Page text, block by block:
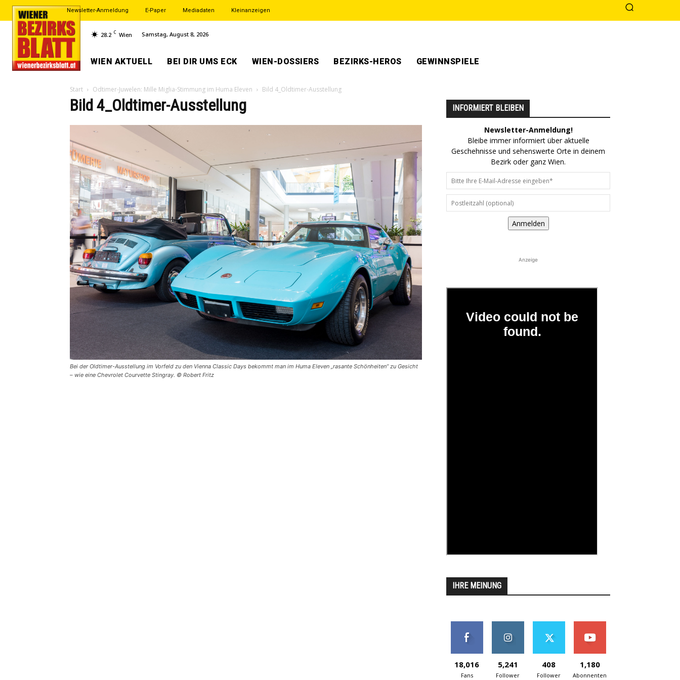
Newsletter-Anmeldung E-Paper Mediadaten Kleinanzeigen
28.2 C Wien Samstag, August 8, 2026
WIEN AKTUELL BEI DIR UMS ECK WIEN-DOSSIERS BEZIRKS-HEROS GEWINNSPIELE
Start Odtimer-Juwelen: Mille Miglia-Stimmung im Huma Eleven Bild 4_Oldtimer-Ausstellung
Bild 4_Oldtimer-Ausstellung
Bei der Oldtimer-Ausstellung im Vorfeld zu den Vienna Classic Days bekommt man im Huma Eleven „rasante Schönheiten” zu Gesicht
– wie eine Chevrolet Courvette Stingray. © Robert Fritz
INFORMIERT BLEIBEN
Newsletter-Anmeldung!
Bleibe immer informiert über aktuelle
Geschehnisse und sehenswerte Orte in deinem
Bezirk oder ganz Wien.
Anmelden
Anzeige
IHRE MEINUNG
18,016
Fans
5,241
Follower
408
Follower
1,180
Abonnenten